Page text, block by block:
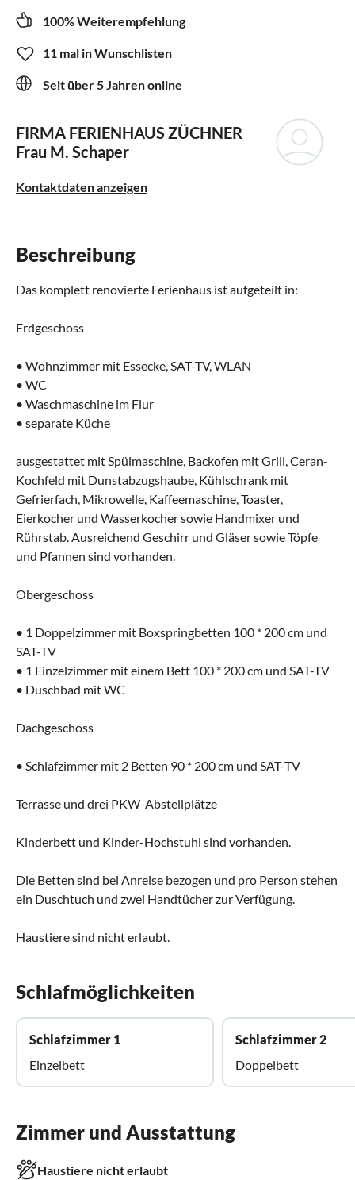
100% Weiterempfehlung
11 mal in Wunschlisten
Seit über 5 Jahren online
FIRMA FERIENHAUS ZÜCHNER
Frau M. Schaper
Kontaktdaten anzeigen
Beschreibung
Das komplett renovierte Ferienhaus ist aufgeteilt in:
Erdgeschoss
• Wohnzimmer mit Essecke, SAT-TV, WLAN
• WC
• Waschmaschine im Flur
• separate Küche
ausgestattet mit Spülmaschine, Backofen mit Grill, Ceran-
Kochfeld mit Dunstabzugshaube, Kühlschrank mit
Gefrierfach, Mikrowelle, Kaffeemaschine, Toaster,
Eierkocher und Wasserkocher sowie Handmixer und
Rührstab. Ausreichend Geschirr und Gläser sowie Töpfe
und Pfannen sind vorhanden.
Obergeschoss
• 1 Doppelzimmer mit Boxspringbetten 100 * 200 cm und
SAT-TV
• 1 Einzelzimmer mit einem Bett 100 * 200 cm und SAT-TV
• Duschbad mit WC
Dachgeschoss
• Schlafzimmer mit 2 Betten 90 * 200 cm und SAT-TV
Terrasse und drei PKW-Abstellplätze
Kinderbett und Kinder-Hochstuhl sind vorhanden.
Die Betten sind bei Anreise bezogen und pro Person stehen
ein Duschtuch und zwei Handtücher zur Verfügung.
Haustiere sind nicht erlaubt.
Schlafmöglichkeiten
Schlafzimmer 1
Einzelbett
Schlafzimmer 2
Doppelbett
Zimmer und Ausstattung
Haustiere nicht erlaubt